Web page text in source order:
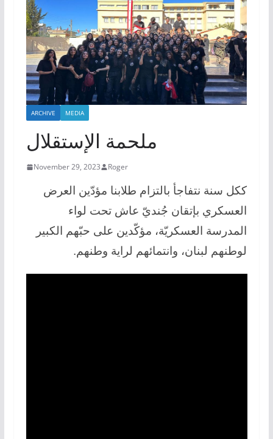
ARCHIVE MEDIA
ملحمة الإستقلال
November 29, 2023 Roger
ككل سنة نتفاجأ بالتزام طلابنا مؤدّين العرض
العسكري بإتقان جُنديّ عاش تحت لواء
المدرسة العسكريّة، مؤكّدين على حبّهم الكبير
لوطنهم لبنان، وانتمائهم لراية وطنهم.